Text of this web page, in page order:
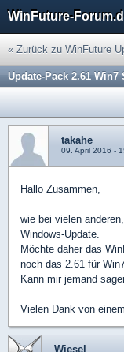
WinFuture-
« Zurück zu WinFuture
Update-Pack 2.61 Win7
takahe
09. April 2016 -
Hallo Zusammen,
wie bei vielen
Windows-Update.
Möchte daher das
noch das 2.61 für
Kann mir jemand
Vielen Dank von
Wiesel